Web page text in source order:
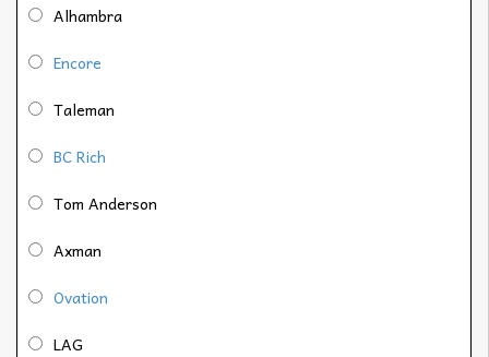
Alhambra
Encore
Taleman
BC Rich
Tom Anderson
Axman
Ovation
LAG